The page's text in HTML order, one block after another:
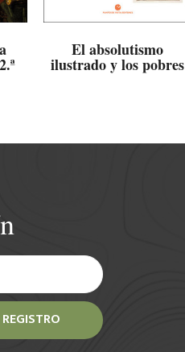
El absolutismo
ilustrado y los pobres
REGISTRO